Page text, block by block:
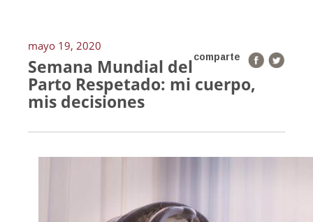
mayo 19, 2020
comparte
Semana Mundial del
Parto Respetado: mi cuerpo,
mis decisiones